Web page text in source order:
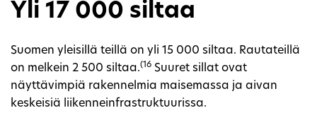
Yli 17 000 siltaa
Suomen yleisillä teillä on yli 15 000 siltaa. Rautateillä
on melkein 2 500 siltaa.(16 Suuret sillat ovat
näyttävimpiä rakennelmia maisemassa ja aivan
keskeisiä liikenneinfrastruktuurissa.